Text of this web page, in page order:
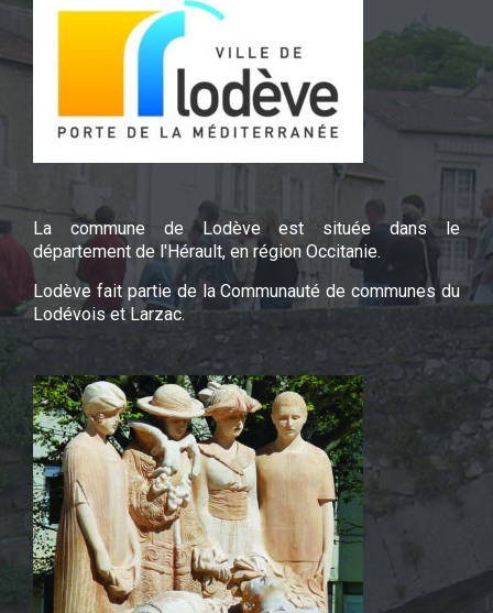
La commune de Lodève est située dans le
département de l'Hérault, en région Occitanie.
Lodève fait partie de la Communauté de communes du
Lodévois et Larzac.